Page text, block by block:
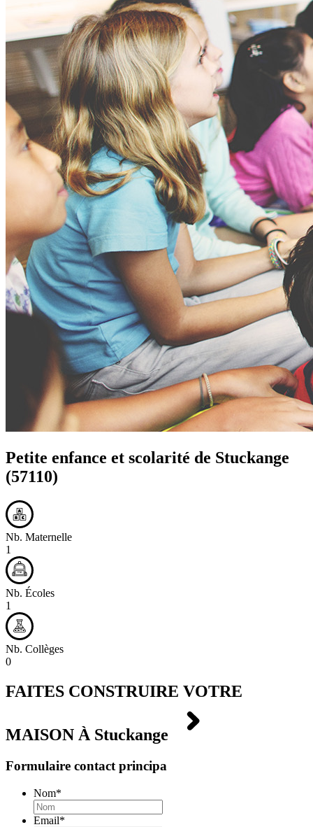
Petite enfance et scolarité de Stuckange
(57110)
Nb. Maternelle
1
Nb. Écoles
1
Nb. Collèges
0
FAITES CONSTRUIRE VOTRE
MAISON À Stuckange
Formulaire contact principa
Nom*
Email*